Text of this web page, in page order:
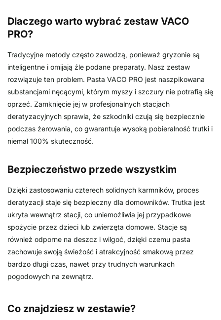
Dlaczego warto wybrać zestaw VACO
PRO?
Tradycyjne metody często zawodzą, ponieważ gryzonie są
inteligentne i omijają źle podane preparaty. Nasz zestaw
rozwiązuje ten problem. Pasta VACO PRO jest naszpikowana
substancjami nęcącymi, którym myszy i szczury nie potrafią się
oprzeć. Zamknięcie jej w profesjonalnych stacjach
deratyzacyjnych sprawia, że szkodniki czują się bezpiecznie
podczas żerowania, co gwarantuje wysoką pobieralność trutki i
niemal 100% skuteczność.
Bezpieczeństwo przede wszystkim
Dzięki zastosowaniu czterech solidnych karmników, proces
deratyzacji staje się bezpieczny dla domowników. Trutka jest
ukryta wewnątrz stacji, co uniemożliwia jej przypadkowe
spożycie przez dzieci lub zwierzęta domowe. Stacje są
również odporne na deszcz i wilgoć, dzięki czemu pasta
zachowuje swoją świeżość i atrakcyjność smakową przez
bardzo długi czas, nawet przy trudnych warunkach
pogodowych na zewnątrz.
Co znajdziesz w zestawie?